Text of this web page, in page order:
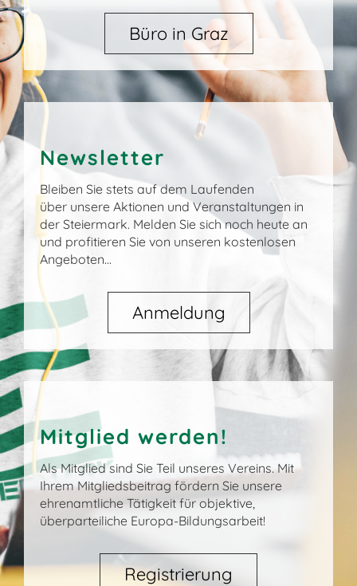
Büro in Graz
Newsletter
Bleiben Sie stets auf dem Laufenden
über unsere Aktionen und Veranstaltungen in
der Steiermark. Melden Sie sich noch heute an
und profitieren Sie von unseren kostenlosen
Angeboten...
Anmeldung
Mitglied werden!
Als Mitglied sind Sie Teil unseres Vereins. Mit
Ihrem Mitgliedsbeitrag fördern Sie unsere
ehrenamtliche Tätigkeit für objektive,
überparteiliche Europa-Bildungsarbeit!
Registrierung